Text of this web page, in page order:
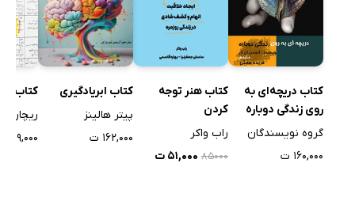
کتاب دریچه‌ای به
روی زندگی دوباره
گروه نویسندگان
۱۶۰,۰۰۰ ت
کتاب هنر توجه
کردن
راب واکر
۸۵۰۰۰ ۵۱,۰۰۰ ت
کتاب ابریادگیری
پیتر هالینز
۱۶۲,۰۰۰ ت
کتاب
ریچارد
۳۱۹,۰۰۰ ت